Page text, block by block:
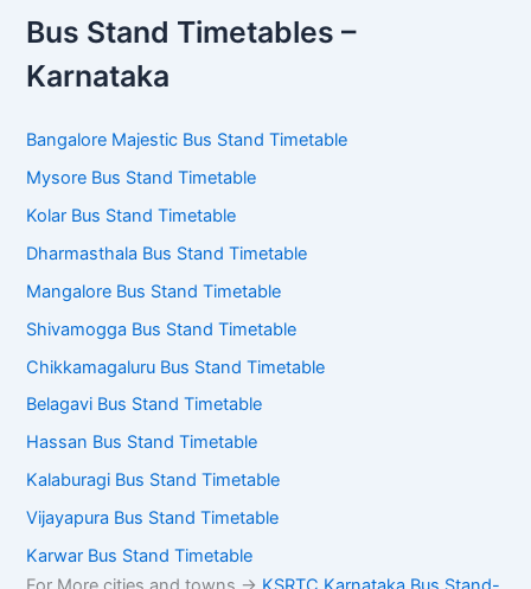
Bus Stand Timetables –
Karnataka
Bangalore Majestic Bus Stand Timetable
Mysore Bus Stand Timetable
Kolar Bus Stand Timetable
Dharmasthala Bus Stand Timetable
Mangalore Bus Stand Timetable
Shivamogga Bus Stand Timetable
Chikkamagaluru Bus Stand Timetable
Belagavi Bus Stand Timetable
Hassan Bus Stand Timetable
Kalaburagi Bus Stand Timetable
Vijayapura Bus Stand Timetable
Karwar Bus Stand Timetable